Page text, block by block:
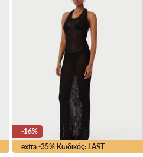
extra -35% Κωδικός: LAST
-16%